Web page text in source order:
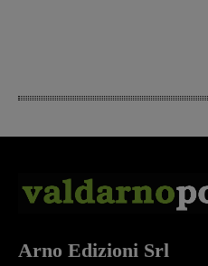
Arno Edizioni Srl